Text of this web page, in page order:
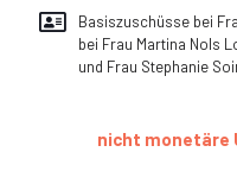
Basiszuschüsse bei
bei Frau Martina Nols
und Frau Stephanie
nicht monetäre